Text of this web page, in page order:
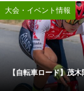
ビュー
ンタビュー】タッ...